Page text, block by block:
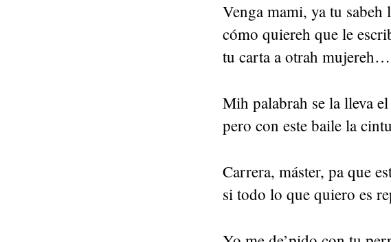
Venga mami, ya tu sabeh
cómo quiereh que le
tu carta a otrah mujereh…
Mih palabrah se la lleva
pero con este baile la
Carrera, máster, pa que
si todo lo que quiero es